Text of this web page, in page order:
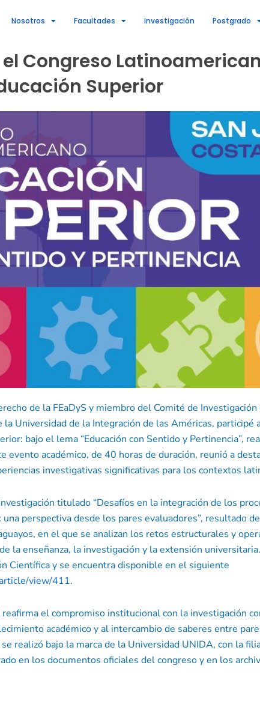
Nosotros Facultades Investigación Postgrado
Congreso
Superior
de la FEaDyS y miembro del Comité de Investigación
Universidad de la Integración de las Américas, participé
bajo el lema “Educación con Sentido y Pertinencia”,
evento académico, de 40 horas de duración, reunió a
investigativas significativas para los contextos
titulado “Desafíos en la integración de los
perspectiva desde los pares evaluadores”, resultado
en el que se analizan los retos estructurales y
la enseñanza, la investigación y la extensión
Científica y se encuentra disponible en el siguiente
view/411.
el compromiso institucional con la investigación
académico y al intercambio de saberes entre
realizó bajo la marca de la Universidad UNIDA, con la
en los documentos oficiales del congreso y en los